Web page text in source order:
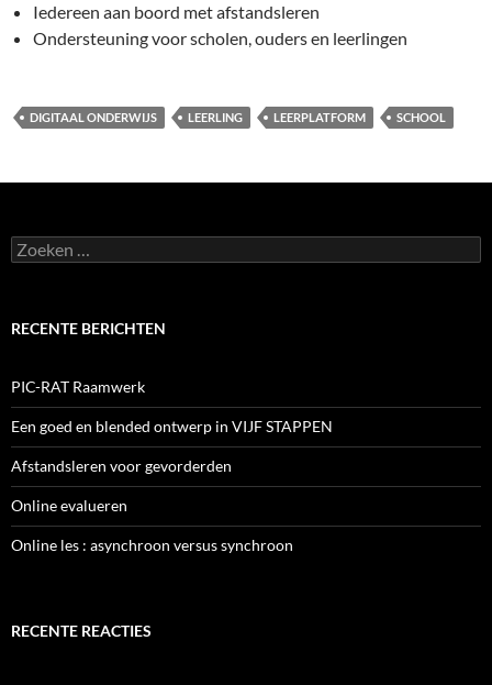
Iedereen aan boord met afstandsleren
Ondersteuning voor scholen, ouders en leerlingen
DIGITAAL ONDERWIJS LEERLING LEERPLATFORM SCHOOL
Zoeken
naar:
RECENTE BERICHTEN
PIC-RAT Raamwerk
Een goed en blended ontwerp in VIJF STAPPEN
Afstandsleren voor gevorderden
Online evalueren
Online les : asynchroon versus synchroon
RECENTE REACTIES